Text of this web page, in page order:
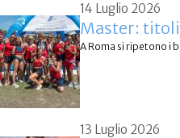
14 Luglio 2026
Master:
A Roma si ripetono i
13 Luglio 2026